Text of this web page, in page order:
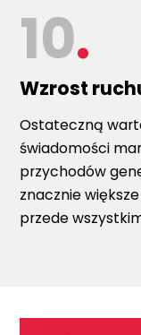
10.
Wzrost
Ostateczną
świadomości
przychodów
znacznie większe
przede